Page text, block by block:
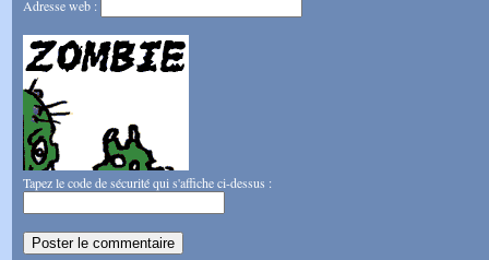
Adresse web :
Tapez le code de sécurité qui s'affiche ci-dessus :